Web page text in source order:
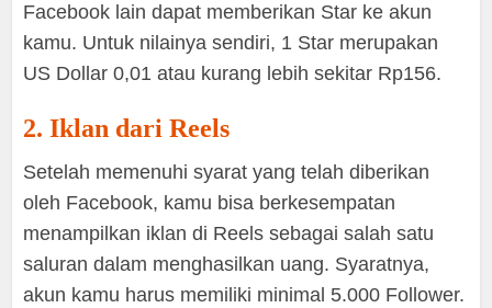
Facebook lain dapat memberikan Star ke akun
kamu. Untuk nilainya sendiri, 1 Star merupakan
US Dollar 0,01 atau kurang lebih sekitar Rp156.
2. Iklan dari Reels
Setelah memenuhi syarat yang telah diberikan
oleh Facebook, kamu bisa berkesempatan
menampilkan iklan di Reels sebagai salah satu
saluran dalam menghasilkan uang. Syaratnya,
akun kamu harus memiliki minimal 5.000 Follower.